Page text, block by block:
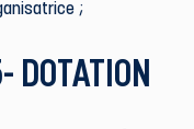
;
DOTATION